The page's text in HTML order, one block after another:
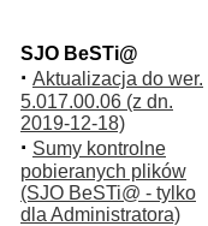
SJO BeSTi@
· Aktualizacja do wer.
5.017.00.06 (z dn.
2019-12-18)
· Sumy kontrolne
pobieranych plików
(SJO BeSTi@ - tylko
dla Administratora)